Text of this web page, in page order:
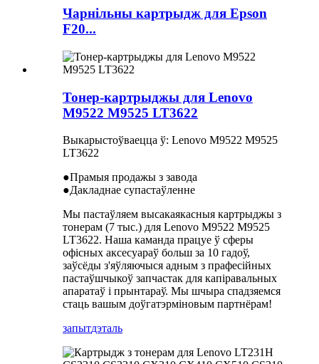
Чарнільны картрыдж для Epson
F20...
Тонер-картрыджы для Lenovo
M9522 M9525 LT3622
Выкарыстоўваецца ў: Lenovo M9522 M9525
LT3622
●Прамыя продажы з завода
●Дакладнае супастаўленне
Мы пастаўляем высакаякасныя картрыджы з
тонерам (7 тыс.) для Lenovo M9522 M9525
LT3622. Наша каманда працуе ў сферы
офісных аксесуараў больш за 10 гадоў,
заўсёды з'яўляючыся адным з прафесійных
пастаўшчыкоў запчастак для капіравальных
апаратаў і прынтараў. Мы шчыра спадзяемся
стаць вашым доўгатэрміновым партнёрам!
запытдэталь